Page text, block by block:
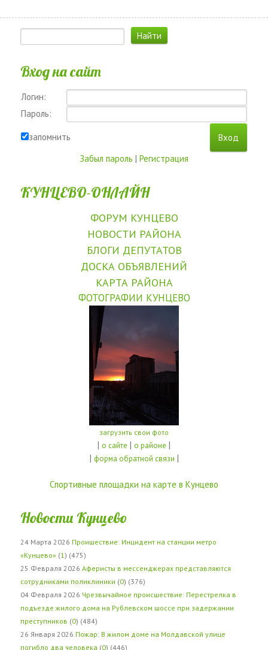
Вход на сайт
Логин:
Пароль:
запомнить
Забыл пароль | Регистрация
КУНЦЕВО-ОНЛАЙН
ФОРУМ КУНЦЕВО
НОВОСТИ РАЙОНА
БЛОГИ ДЕПУТАТОВ
ДОСКА ОБЪЯВЛЕНИЙ
КАРТА РАЙОНА
ФОТОГРАФИИ КУНЦЕВО
загрузить свои фото
| о сайте | о районе |
| форма обратной связи |
Спортивные площадки на карте в Кунцево
Новости Кунцево
24 Марта 2026 Проишествие: Инцидент на станции метро
«Кунцево» (1 ) (475)
25 Февраля 2026 Аферисты в мессенджерах представляются
сотрудниками поликлиники (0) (376)
04 Февраля 2026 Чрезвычайное происшествие: Перестрелка в
подъезде жилого дома на Рублевском шоссе при задержании
преступников (0) (484)
26 Января 2026 Пожар: В жилом доме на Молдавской улице
погибло два человека (0) (446)